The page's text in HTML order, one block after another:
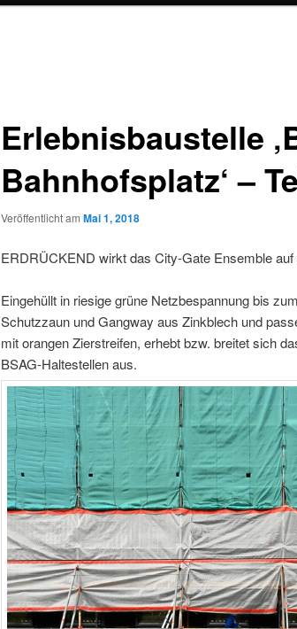
Erlebnisbaustelle
Bahnhofsplatz‘ –
Veröffentlicht am Mai 1, 2018
ERDRÜCKEND wirkt das City-Gate Ensemble auf
Eingehüllt in riesige grüne Netzbespannung bis
Schutzzaun und Gangway aus Zinkblech und
mit orangen Zierstreifen, erhebt bzw. breitet sich
BSAG-Haltestellen aus.